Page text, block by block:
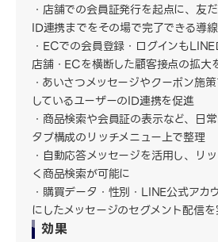
店舗での会員証発行を起点に、友
ID連携までをその場で完了できる導
ECでの会員登録・ログインもLINE
店舗・ECを横断した顧客接点の拡大
あいさつメッセージやクーポン施
しているユーザーのID連携を促進
商品検索や会員証の表示など、日
タブ構成のリッチメニュー上で整理
自動応答メッセージを活用し、リ
く商品検索が可能に
購買データ・性別・LINE公式アカ
にしたメッセージのセグメント配信
効果